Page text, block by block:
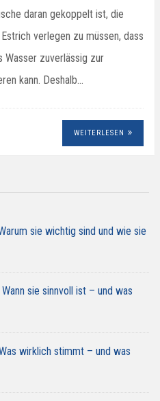
daran gekoppelt ist, die
verlegen zu müssen, dass
Wasser zuverlässig zur
kann. Deshalb…
WEITERLESEN
sie wichtig sind und wie sie
sie sinnvoll ist – und was
wirklich stimmt – und was